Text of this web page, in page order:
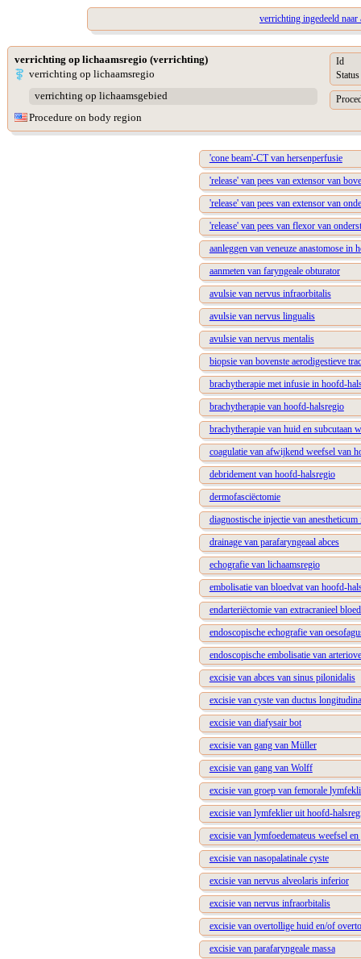
verrichting ingedeeld
verrichting op lichaamsregio (verrichting)
verrichting op lichaamsregio
verrichting op lichaamsgebied
Procedure on body region
Id
Status
'cone beam'-CT van hersenperfusie
'release' van pees van extensor van
'release' van pees van extensor van
'release' van pees van flexor van
aanleggen van veneuze anastomose in
aanmeten van faryngeale obturator
avulsie van nervus infraorbitalis
avulsie van nervus lingualis
avulsie van nervus mentalis
biopsie van bovenste aerodigestieve
brachytherapie met infusie in hoofd-
brachytherapie van hoofd-halsregio
brachytherapie van huid en subcutaan
coagulatie van afwijkend weefsel van
debridement van hoofd-halsregio
dermofasciëctomie
diagnostische injectie van
drainage van parafaryngeaal abces
echografie van lichaamsregio
embolisatie van bloedvat van hoofd-
endarteriëctomie van extracranieel
endoscopische echografie van
endoscopische embolisatie van
excisie van abces van sinus pilonidalis
excisie van cyste van ductus
excisie van diafysair bot
excisie van gang van Müller
excisie van gang van Wolff
excisie van groep van femorale
excisie van lymfeklier uit hoofd-
excisie van lymfoedemateus weefsel
excisie van nasopalatinale cyste
excisie van nervus alveolaris inferior
excisie van nervus infraorbitalis
excisie van overtollige huid en/of
excisie van parafaryngeale massa